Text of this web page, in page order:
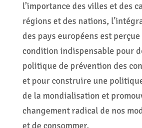
l’importance des villes et des
régions et des nations,
des pays européens est perçue
condition indispensable pour
politique de prévention des
et pour construire une
de la mondialisation et
changement radical de nos
et de consommer.